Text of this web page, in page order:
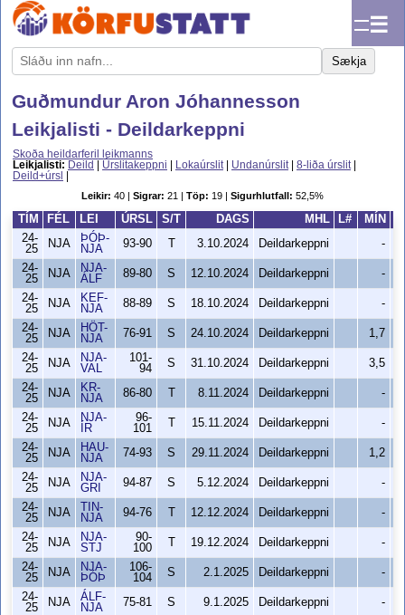
☰
Sækja
Guðmundur Aron Jóhannesson
Leikjalisti - Deildarkeppni
Skoða heildarferil leikmanns
Leikjalisti: Deild Úrslitakeppni Lokaúrslit| Undanúrslit| 8-liða úrslit|
Deild+úrsl
Leikir: 40 | Sigrar: 21 | Töp: 19 | Sigurhlutfall: 52,5%
TÍM FÉL LEI ÚRSL S/T DAGS MHL L# MÍN
24-
25
NJA
ÞÓÞ-
NJA
93-90 3.10.2024 Deildarkeppni
-
24-
25
NJA
NJA-
ÁLF
89-80 S 12.10.2024 Deildarkeppni
-
24-
25
NJA
KEF-
NJA
88-89 S 18.10.2024 Deildarkeppni
-
24-
25
NJA
HÖT-
NJA
76-91 S 24.10.2024 Deildarkeppni
1,7
24-
25
NJA
NJA-
VAL
101-
94
S 31.10.2024 Deildarkeppni
3,5
24-
25
NJA
KR-
NJA
86-80 8.11.2024 Deildarkeppni
-
24-
25
NJA
NJA-
ÍR
96-
101
15.11.2024 Deildarkeppni
-
24-
25
NJA
HAU-
NJA
74-93 S 29.11.2024 Deildarkeppni
1,2
24-
25
NJA
NJA-
GRI
94-87 S 5.12.2024 Deildarkeppni
-
24-
25
NJA
TIN-
NJA
94-76 12.12.2024 Deildarkeppni
-
24-
25
NJA
NJA-
STJ
90-
100
19.12.2024 Deildarkeppni
-
24-
25
NJA
NJA-
ÞÓÞ
106-
104
S 2.1.2025 Deildarkeppni
-
24-
25
NJA
ÁLF-
NJA
75-81 S 9.1.2025 Deildarkeppni
-